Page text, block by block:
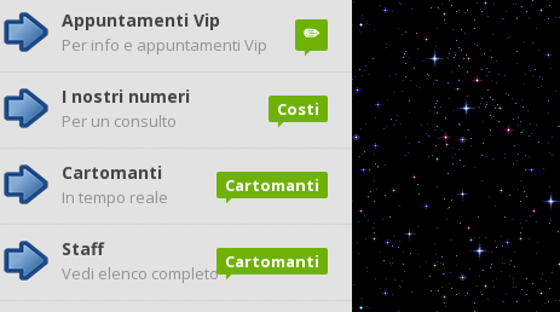
✏️
Appuntamenti Vip
Per info e appuntamenti Vip
Costi
I nostri numeri
Per un consulto
Cartomanti
Cartomanti
In tempo reale
Cartomanti
Staff
Vedi elenco completo